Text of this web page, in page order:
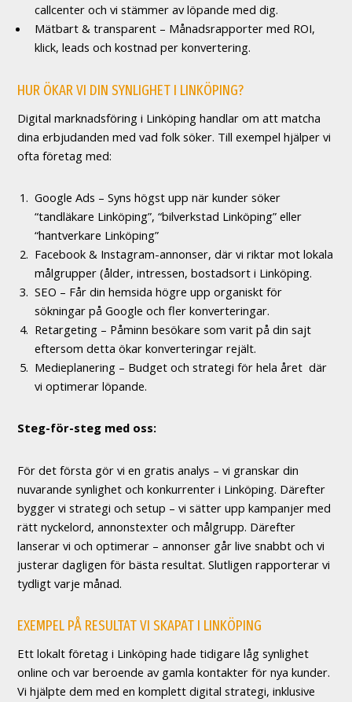
callcenter och vi stämmer av löpande med dig.
Mätbart & transparent – Månadsrapporter med ROI,
klick, leads och kostnad per konvertering.
HUR ÖKAR VI DIN SYNLIGHET I LINKÖPING?
Digital marknadsföring i Linköping handlar om att matcha
dina erbjudanden med vad folk söker. Till exempel hjälper vi
ofta företag med:
Google Ads – Syns högst upp när kunder söker
“tandläkare Linköping”, “bilverkstad Linköping” eller
“hantverkare Linköping”
Facebook & Instagram-annonser, där vi riktar mot lokala
målgrupper (ålder, intressen, bostadsort i Linköping.
SEO – Får din hemsida högre upp organiskt för
sökningar på Google och fler konverteringar.
Retargeting – Påminn besökare som varit på din sajt
eftersom detta ökar konverteringar rejält.
Medieplanering – Budget och strategi för hela året där
vi optimerar löpande.
Steg-för-steg med oss:
För det första gör vi en gratis analys – vi granskar din
nuvarande synlighet och konkurrenter i Linköping. Därefter
bygger vi strategi och setup – vi sätter upp kampanjer med
rätt nyckelord, annonstexter och målgrupp. Därefter
lanserar vi och optimerar – annonser går live snabbt och vi
justerar dagligen för bästa resultat. Slutligen rapporterar vi
tydligt varje månad.
EXEMPEL PÅ RESULTAT VI SKAPAT I LINKÖPING
Ett lokalt företag i Linköping hade tidigare låg synlighet
online och var beroende av gamla kontakter för nya kunder.
Vi hjälpte dem med en komplett digital strategi, inklusive